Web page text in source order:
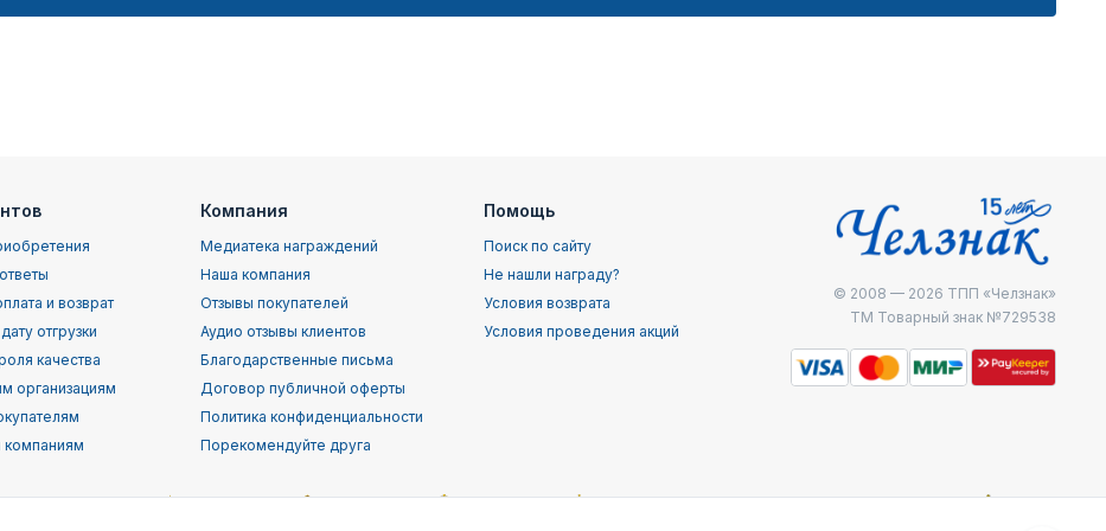
и возврат
отгрузки
качества
организациям
Компания
Медиатека награждений
Наша компания
Отзывы покупателей
Аудио отзывы клиентов
Благодарственные письма
Договор публичной оферты
Политика конфиденциальности
Порекомендуйте друга
Помощь
Поиск по сайту
Не нашли награду?
Условия возврата
Условия проведения акций
© 2008 — 2026 ТПП «Челзнак»
ТМ Товарный знак №729538